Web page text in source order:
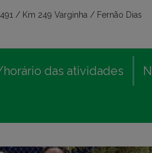
/ Km 249 Varginha / Fernão Dias
das atividades